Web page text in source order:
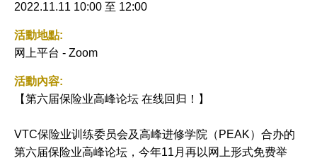
2022.11.11 10:00 至 12:00
活動地點:
网上平台 - Zoom
活動內容:
【第六届保险业高峰论坛 在线回归！】
VTC保险业训练委员会及高峰进修学院（PEAK）合办的
第六届保险业高峰论坛，今年11月再以网上形式免费举